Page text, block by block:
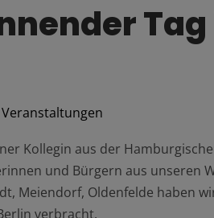
Veranstaltungen
Kollegin aus der
und Bürgern aus unseren
Meiendorf, Oldenfelde haben
verbracht.